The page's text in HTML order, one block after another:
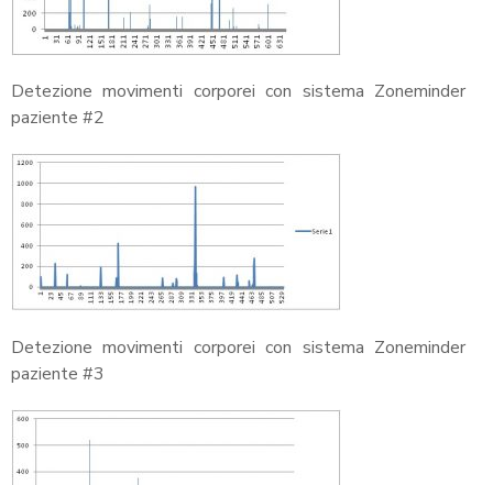
Detezione movimenti corporei con sistema Zoneminder
paziente #2
Detezione movimenti corporei con sistema Zoneminder
paziente #3